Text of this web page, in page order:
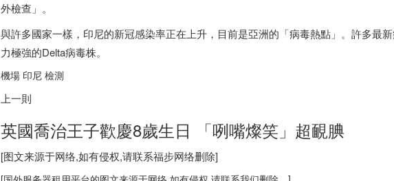
外檢查」。
與許多國家一樣， 印尼的新冠感染率正在上升，目前是亞洲的「病毒熱點」。許多最
力極強的Delta病毒株。
機場 印尼 檢測
上一則
英國喬治王子歡慶8歲生日 「咧嘴燦笑」超靦腆
[图文来源于网络,如有侵权,请联系福步网络删除]